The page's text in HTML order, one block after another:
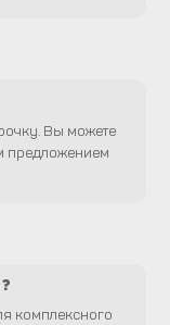
Вы можете
предложением
комплексного